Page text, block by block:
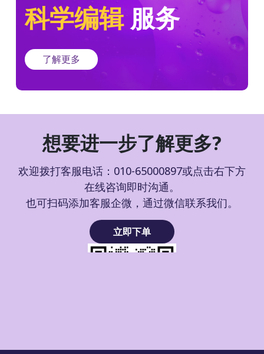
科学编辑服务
了解更多
想要进一步了解更多?
欢迎拨打客服电话：010-65000897或点击右下方
在线咨询即时沟通。
也可扫码添加客服企微，通过微信联系我们。
立即下单